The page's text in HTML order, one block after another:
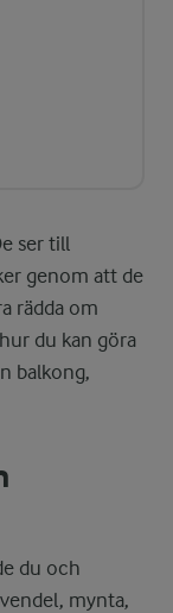
ser till
genom att de
rädda om
du kan göra
balkong,
du och
mynta,